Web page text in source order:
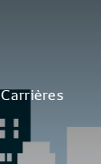
Carrières